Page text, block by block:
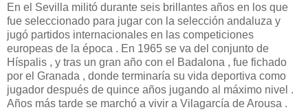
En el Sevilla militó durante seis brillantes años en los que
fue seleccionado para jugar con la selección andaluza y
jugó partidos internacionales en las competiciones
europeas de la época . En 1965 se va del conjunto de
Híspalis , y tras un gran año con el Badalona , fue fichado
por el Granada , donde terminaría su vida deportiva como
jugador después de quince años jugando al máximo nivel .
Años más tarde se marchó a vivir a Vilagarcía de Arousa .